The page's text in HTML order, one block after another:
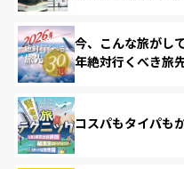
今、こんな旅がし
年絶対行くべき旅
コスパもタイパも